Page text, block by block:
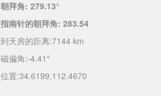
朝拜角: 279.13°
指南针的朝拜角: 283.54
到天房的距离:7144 km
磁偏角:-4.41°
位置:34.6199,112.4670